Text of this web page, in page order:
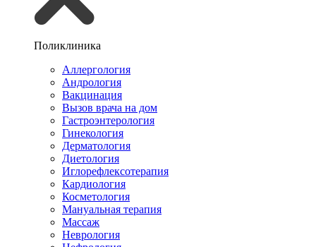
Поликлиника
Аллергология
Андрология
Вакцинация
Вызов врача на дом
Гастроэнтерология
Гинекология
Дерматология
Диетология
Иглорефлексотерапия
Кардиология
Косметология
Мануальная терапия
Массаж
Неврология